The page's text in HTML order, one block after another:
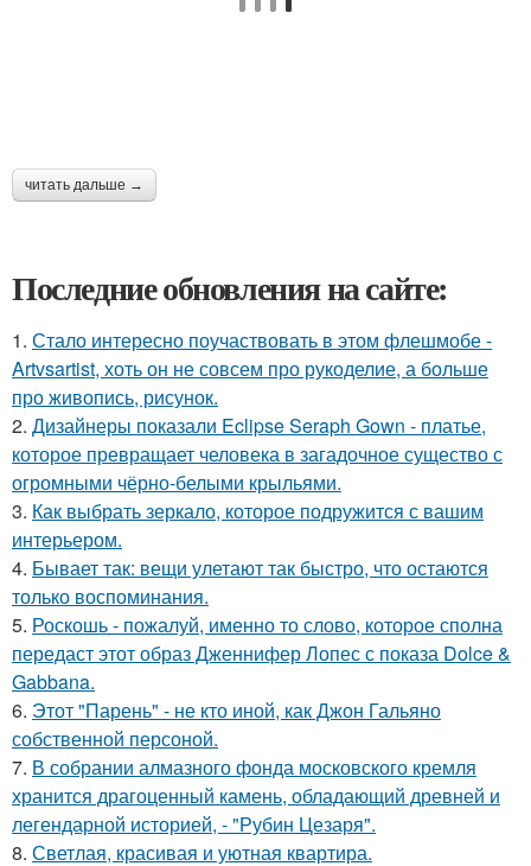
читать дальше →
Последние обновления на сайте:
1. Стало интересно поучаствовать в этом флешмобе -
Artvsartist, хоть он не совсем про рукоделие, а больше
про живопись, рисунок.
2. Дизайнеры показали Eclipse Seraph Gown - платье,
которое превращает человека в загадочное существо с
огромными чёрно-белыми крыльями.
3. Как выбрать зеркало, которое подружится с вашим
интерьером.
4. Бывает так: вещи улетают так быстро, что остаются
только воспоминания.
5. Роскошь - пожалуй, именно то слово, которое сполна
передаст этот образ Дженнифер Лопес с показа Dolce &
Gabbana.
6. Этот "Парень" - не кто иной, как Джон Гальяно
собственной персоной.
7. В собрании алмазного фонда московского кремля
хранится драгоценный камень, обладающий древней и
легендарной историей, - "Рубин Цезаря".
8. Светлая, красивая и уютная квартира.